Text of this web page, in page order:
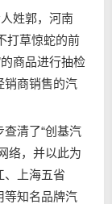
姓郭，河南
打草惊蛇的前
商品进行抽检
销商销售的汽
清了“创基汽
络，并以此为
、上海五省
等知名品牌汽